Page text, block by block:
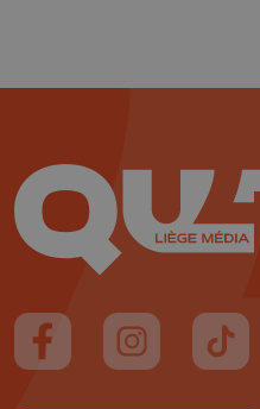
Suivez-nous sur FaceBook
Suivez-nous